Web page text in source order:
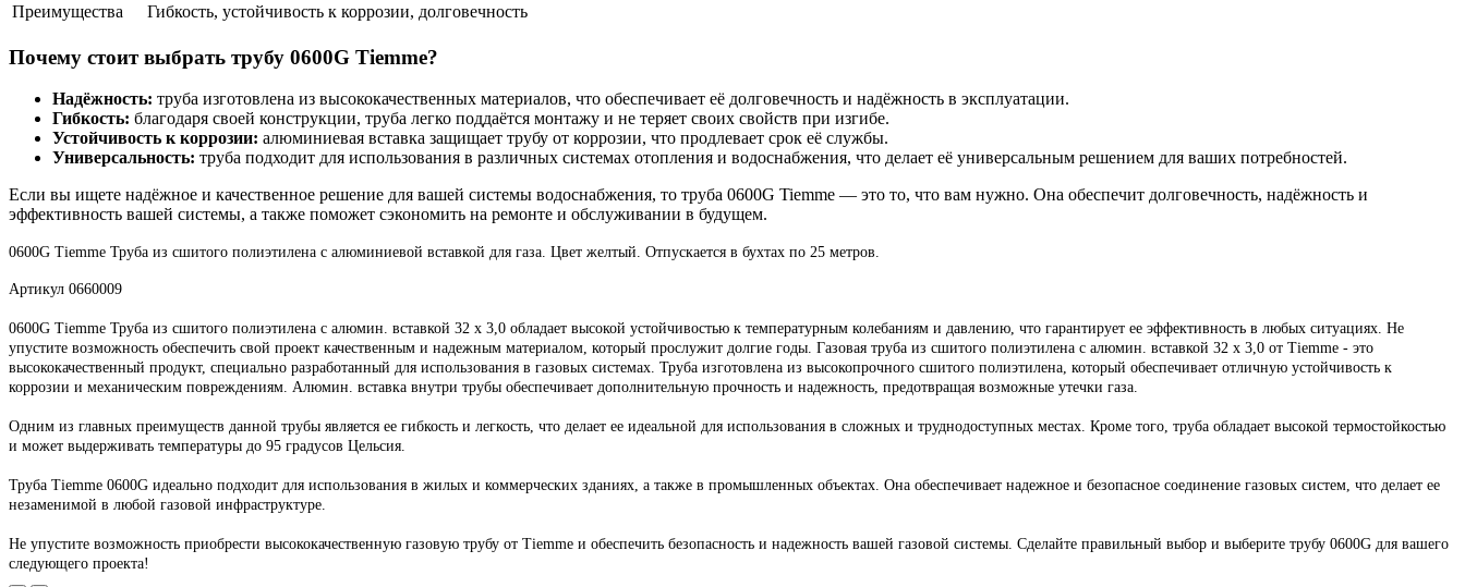
Преимущества
Гибкость, устойчивость к коррозии, долговечность
Почему стоит выбрать трубу 0600G Tiemme?
Надёжность: труба изготовлена из высококачественных материалов, что обеспечивает её долговечность и надёжность в эксплуатации.
Гибкость: благодаря своей конструкции, труба легко поддаётся монтажу и не теряет своих свойств при изгибе.
Устойчивость к коррозии: алюминиевая вставка защищает трубу от коррозии, что продлевает срок её службы.
Универсальность: труба подходит для использования в различных системах отопления и водоснабжения, что делает её универсальным решением для ваших потребностей.
Если вы ищете надёжное и качественное решение для вашей системы водоснабжения, то труба 0600G Tiemme — это то, что вам нужно. Она обеспечит долговечность, надёжность и
эффективность вашей системы, а также поможет сэкономить на ремонте и обслуживании в будущем.
0600G Tiemme Труба из сшитого полиэтилена с алюминиевой вставкой для газа. Цвет желтый. Отпускается в бухтах по 25 метров.
Артикул 0660009
0600G Tiemme Труба из сшитого полиэтилена с алюмин. вставкой 32 х 3,0 обладает высокой устойчивостью к температурным колебаниям и давлению, что гарантирует ее эффективность в любых ситуациях. Не
упустите возможность обеспечить свой проект качественным и надежным материалом, который прослужит долгие годы. Газовая труба из сшитого полиэтилена с алюмин. вставкой 32 х 3,0 от Tiemme - это
высококачественный продукт, специально разработанный для использования в газовых системах. Труба изготовлена из высокопрочного сшитого полиэтилена, который обеспечивает отличную устойчивость к
коррозии и механическим повреждениям. Алюмин. вставка внутри трубы обеспечивает дополнительную прочность и надежность, предотвращая возможные утечки газа.
Одним из главных преимуществ данной трубы является ее гибкость и легкость, что делает ее идеальной для использования в сложных и труднодоступных местах. Кроме того, труба обладает высокой термостойкостью
и может выдерживать температуры до 95 градусов Цельсия.
Труба Tiemme 0600G идеально подходит для использования в жилых и коммерческих зданиях, а также в промышленных объектах. Она обеспечивает надежное и безопасное соединение газовых систем, что делает ее
незаменимой в любой газовой инфраструктуре.
Не упустите возможность приобрести высококачественную газовую трубу от Tiemme и обеспечить безопасность и надежность вашей газовой системы. Сделайте правильный выбор и выберите трубу 0600G для вашего
следующего проекта!